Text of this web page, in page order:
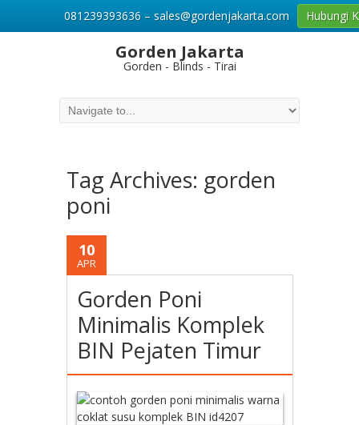
Gorden Jakarta
Gorden - Blinds - Tirai
Tag Archives: gorden
poni
10
APR
Gorden Poni
Minimalis Komplek
BIN Pejaten Timur
081239393636 – sales@gordenjakarta.com Hubungi